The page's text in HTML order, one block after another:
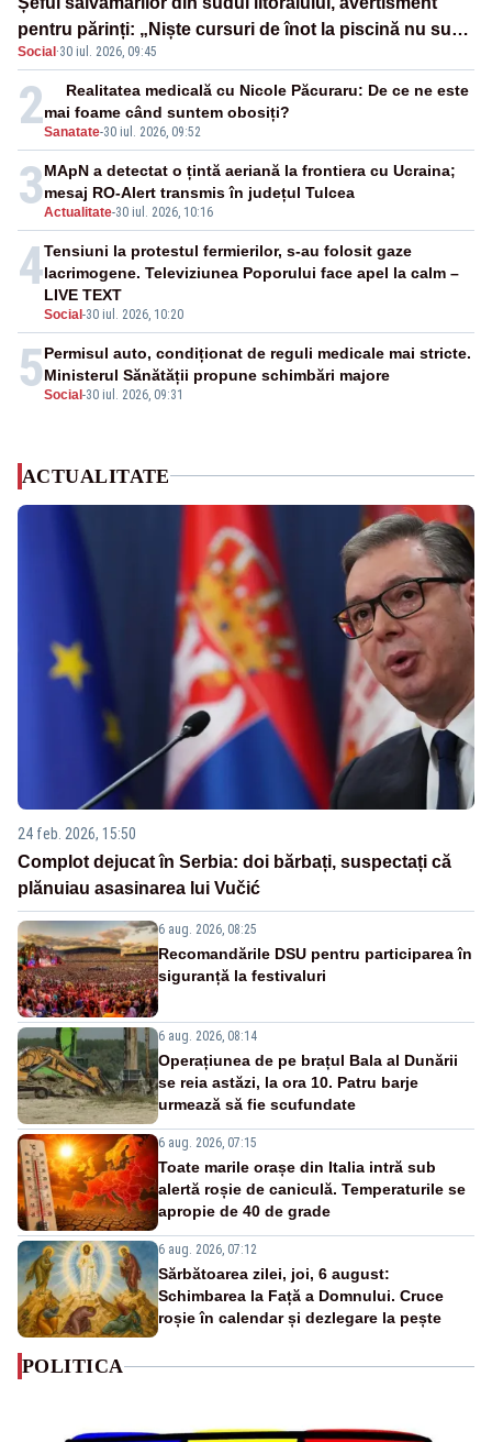
pentru părinți: „Niște cursuri de înot la piscină nu sunt
suficiente”
Social·30 iul. 2026, 09:45
2Sanatate-30 iul. 2026, 09:52
Realitatea medicală cu Nicole Păcuraru: De ce ne este
mai foame când suntem obosiți?
3Actualitate-30 iul. 2026, 10:16
MApN a detectat o țintă aeriană la frontiera cu Ucraina;
mesaj RO-Alert transmis în județul Tulcea
4
Social-30 iul. 2026, 10:20
Tensiuni la protestul fermierilor, s-au folosit gaze
lacrimogene. Televiziunea Poporului face apel la calm –
LIVE TEXT
5Social-30 iul. 2026, 09:31
Permisul auto, condiționat de reguli medicale mai stricte.
Ministerul Sănătății propune schimbări majore
ACTUALITATE
24 feb. 2026, 15:50
Complot dejucat în Serbia: doi bărbați, suspectați că
plănuiau asasinarea lui Vučić
6 aug. 2026, 08:25
Recomandările DSU pentru participarea în
siguranță la festivaluri
6 aug. 2026, 08:14
Operațiunea de pe brațul Bala al Dunării
se reia astăzi, la ora 10. Patru barje
urmează să fie scufundate
6 aug. 2026, 07:15
Toate marile orașe din Italia intră sub
alertă roșie de caniculă. Temperaturile se
apropie de 40 de grade
6 aug. 2026, 07:12
Sărbătoarea zilei, joi, 6 august:
Schimbarea la Față a Domnului. Cruce
roșie în calendar și dezlegare la pește
POLITICA